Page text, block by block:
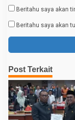
Beritahu saya akan
Beritahu saya akan
Post Terkait